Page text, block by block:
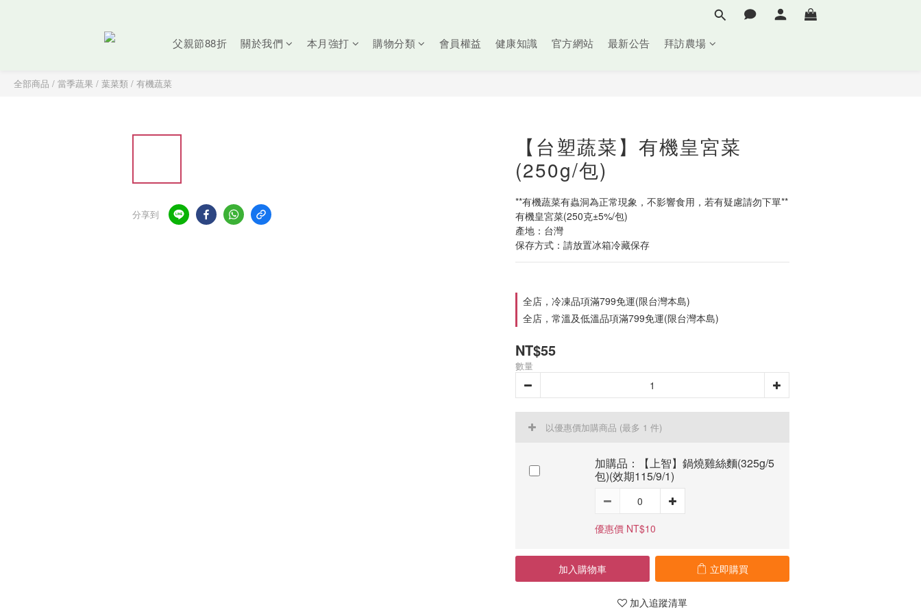
父親節88折 關於我們 本月強打 購物分類 會員權益 健康知識 官方網站 最新公告 拜訪農場
全部商品 / 當季蔬果 / 葉菜類 / 有機蔬菜
分享到
【台塑蔬菜】有機皇宮菜
(250g/包)
**有機蔬菜有蟲洞為正常現象，不影響食用，若有疑慮請勿下單**
有機皇宮菜(250克±5%/包)
產地：台灣
保存方式：請放置冰箱冷藏保存
全店，冷凍品項滿799免運(限台灣本島)
全店，常溫及低溫品項滿799免運(限台灣本島)
NT$55
數量
以優惠價加購商品 (最多 1 件)
加購品：【上智】鍋燒雞絲麵(325g/5
包)(效期115/9/1)
優惠價 NT$10
加入購物車 立即購買
加入追蹤清單